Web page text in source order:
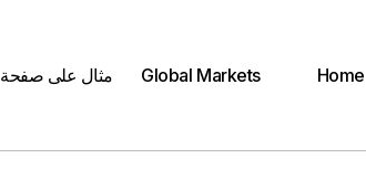
Home
Global Markets مثال على صفحة